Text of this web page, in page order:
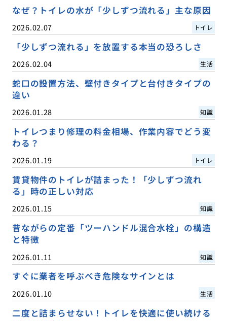
なぜ？トイレの水が「少しずつ流れる」主な原因
2026.02.07 トイレ
「少しずつ流れる」を放置する本当の恐ろしさ
2026.02.04 生活
蛇口の設置方法、壁付きタイプと台付きタイプの
違い
2026.01.28 知識
トイレつまり修理の料金相場、作業内容でどう変
わる？
2026.01.19 トイレ
賃貸物件のトイレが詰まった！「少しずつ流れ
る」時の正しい対応
2026.01.15 知識
昔ながらの定番「ツーハンドル混合水栓」の構造
と特徴
2026.01.11 知識
すぐに業者を呼ぶべき危険なサインとは
2026.01.10 生活
二度と詰まらせない！トイレを快適に使い続ける